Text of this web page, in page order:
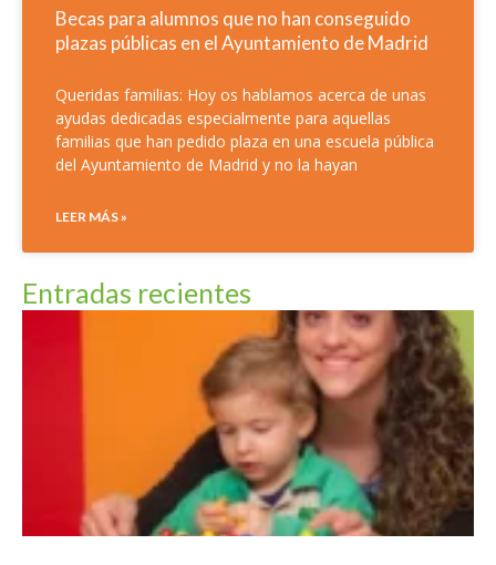
Becas para alumnos que no han conseguido
plazas públicas en el Ayuntamiento de Madrid
Queridas familias: Hoy os hablamos acerca de unas
ayudas dedicadas especialmente para aquellas
familias que han pedido plaza en una escuela pública
del Ayuntamiento de Madrid y no la hayan
LEER MÁS »
Entradas recientes